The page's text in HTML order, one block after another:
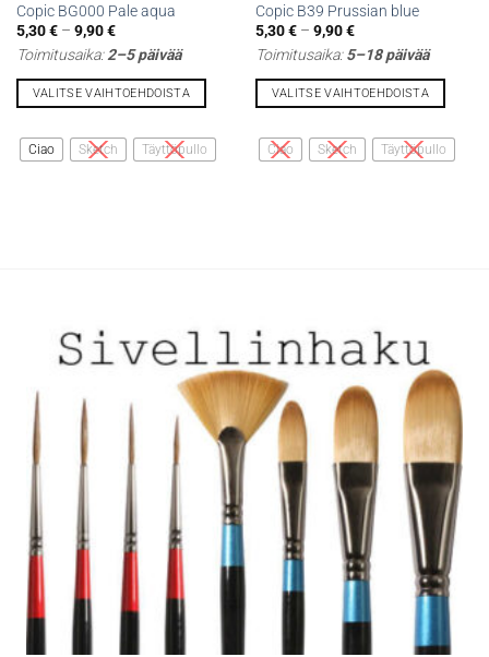
Copic BG000 Pale aqua
5,30€ – 9,90€Hintaluokka:
-
Toimitusaika:2–5 päivää
VALITSE VAIHTOEHDOISTA
tuotteella
on
Ciao Sketch Täyttöpullo
Copic B39 Prussian blue
5,30€ – 9,90€Hintaluokka:
-
Toimitusaika:5–18 päivää
VALITSE VAIHTOEHDOISTA
tuotteella
on
Ciao Sketch Täyttöpullo